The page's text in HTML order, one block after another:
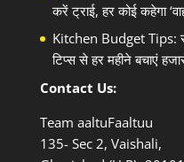
करें ट्राई, हर कोई कहेगा
Kitchen Budget Tips:
टिप्स से हर महीने बचाएं
Contact Us:
Team aaltuFaaltuu
135- Sec 2, Vaishali,